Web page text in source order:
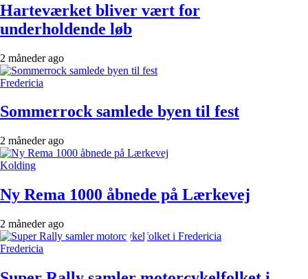
Harteværket bliver vært for
underholdende løb
2 måneder ago
Fredericia
Sommerrock samlede byen til fest
2 måneder ago
Kolding
Ny Rema 1000 åbnede på Lærkevej
2 måneder ago
Fredericia